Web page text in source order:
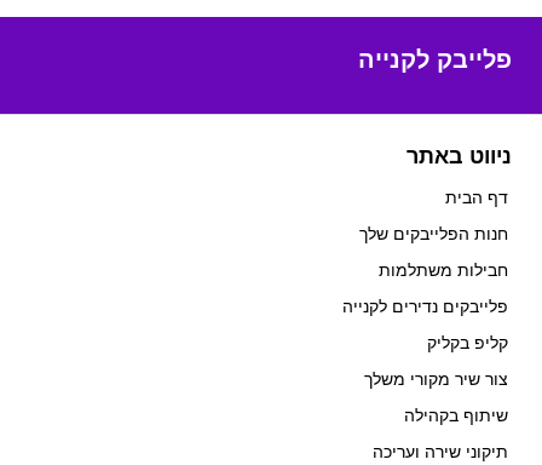
פלייבק לקנייה
ניווט באתר
דף הבית
חנות הפלייבקים שלך
חבילות משתלמות
פלייבקים נדירים לקנייה
קליפ בקליק
צור שיר מקורי משלך
שיתוף בקהילה
תיקוני שירה ועריכה